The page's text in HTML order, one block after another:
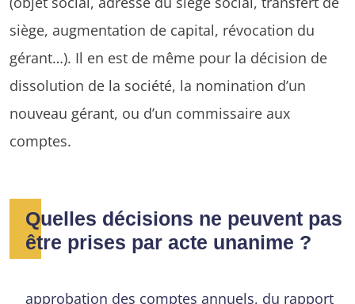
siège, augmentation de capital, révocation du
gérant…). Il en est de même pour la décision de
dissolution de la société, la nomination d’un
nouveau gérant, ou d’un commissaire aux
comptes.
Quelles décisions ne peuvent pas
être prises par acte unanime ?
approbation des comptes annuels, du rapport